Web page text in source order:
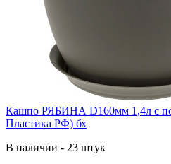
Кашпо РЯБИНА D160мм 1,4л с
Пластика РФ) бх
В наличии - 23 штук